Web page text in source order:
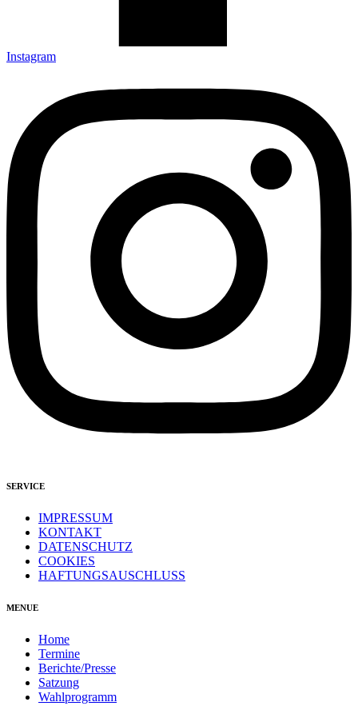
Instagram
SERVICE
IMPRESSUM
KONTAKT
DATENSCHUTZ
COOKIES
HAFTUNGSAUSCHLUSS
MENUE
Home
Termine
Berichte/Presse
Satzung
Wahlprogramm